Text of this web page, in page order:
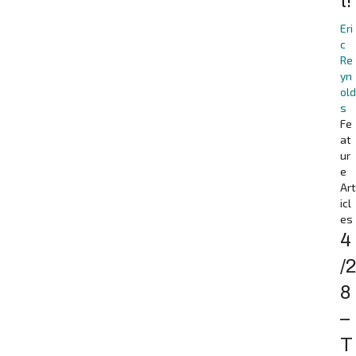
Eri
c
Re
yn
old
s
Fe
at
ur
e
Art
icl
es
4
/2
8
–
T